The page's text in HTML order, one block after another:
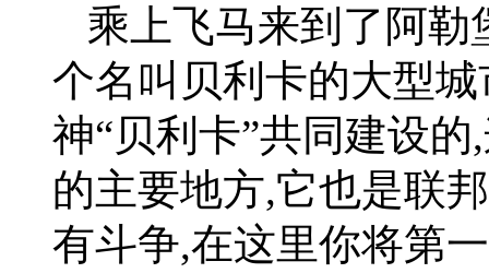
乘上飞马来到了阿勒
个名叫贝利卡的大型
神“贝利卡”共同建设
的主要地方,它也是联
有斗争,在这里你将第